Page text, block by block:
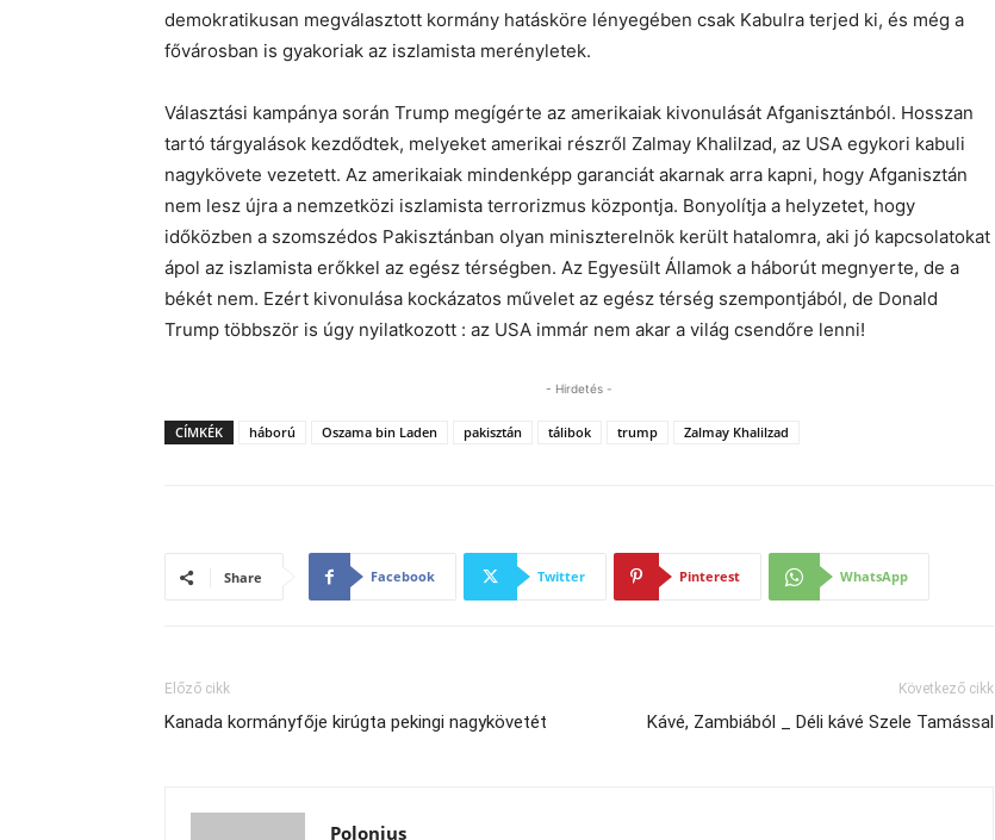
demokratikusan megválasztott kormány hatásköre lényegében csak Kabulra terjed ki, és még a
fővárosban is gyakoriak az iszlamista merényletek.
Választási kampánya során Trump megígérte az amerikaiak kivonulását Afganisztánból. Hosszan
tartó tárgyalások kezdődtek, melyeket amerikai részről Zalmay Khalilzad, az USA egykori kabuli
nagykövete vezetett. Az amerikaiak mindenképp garanciát akarnak arra kapni, hogy Afganisztán
nem lesz újra a nemzetközi iszlamista terrorizmus központja. Bonyolítja a helyzetet, hogy
időközben a szomszédos Pakisztánban olyan miniszterelnök került hatalomra, aki jó kapcsolatokat
ápol az iszlamista erőkkel az egész térségben. Az Egyesült Államok a háborút megnyerte, de a
békét nem. Ezért kivonulása kockázatos művelet az egész térség szempontjából, de Donald
Trump többször is úgy nyilatkozott : az USA immár nem akar a világ csendőre lenni!
- Hirdetés -
CÍMKÉK háború Oszama bin Laden pakisztán tálibok trump Zalmay Khalilzad
Share Facebook Twitter Pinterest WhatsApp
Előző cikk
Kanada kormányfője kirúgta pekingi nagykövetét
Következő cikk
Kávé, Zambiából _ Déli kávé Szele Tamással
Polonius